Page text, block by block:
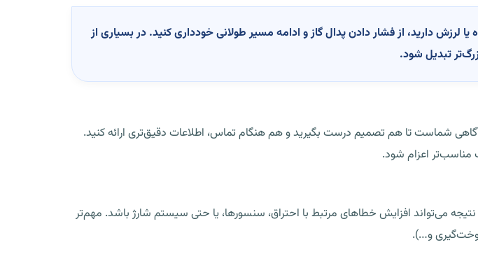
دارید، از فشار دادن پدال گاز و ادامه مسیر طولانی خودداری کنید. در بسیاری از
تبدیل شود.
شماست تا هم تصمیم درست بگیرید و هم هنگام تماس، اطلاعات دقیق‌تری ارائه کنید.
مناسب‌تر اعزام شود.
می‌تواند افزایش خطاهای مرتبط با احتراق، سنسورها، یا حتی سیستم شارژ باشد. مهم‌تر
و…).